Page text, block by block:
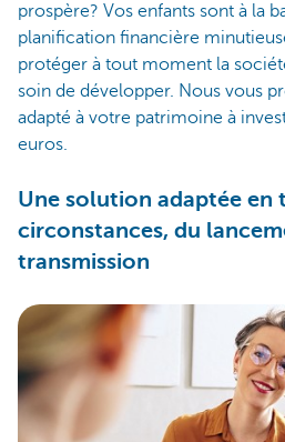
prospère? Vos enfants sont à la
planification financière
protéger à tout moment la
soin de développer. Nous vous
adapté à votre patrimoine à
euros.
Une solution adaptée en
circonstances, du
transmission